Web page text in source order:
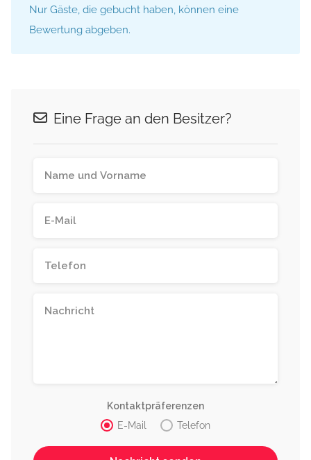
Nur Gäste, die gebucht haben, können eine
Bewertung abgeben.
Eine Frage an den Besitzer?
Kontaktpräferenzen
E-Mail
Telefon